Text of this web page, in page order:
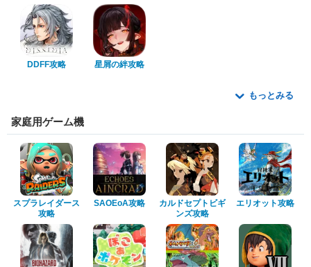
DDFF攻略 星屑の絆攻略
もっとみる
家庭用ゲーム機
スプラレイダース
攻略
SAOEoA攻略
カルドセプトビギ
ンズ攻略
エリオット攻略